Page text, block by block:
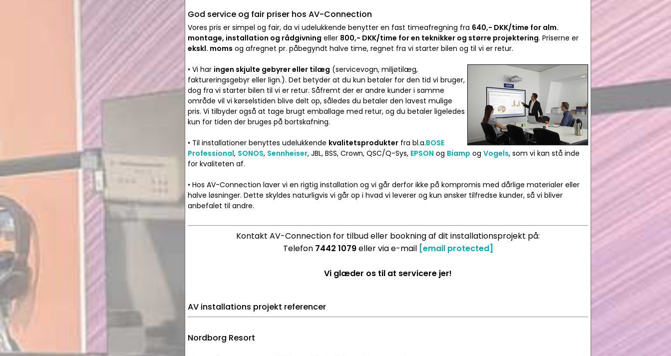
God service og fair priser hos AV-Connection
Vores pris er simpel og fair, da vi udelukkende benytter en fast timeafregning fra 640,- DKK/time for alm.
montage, installation og rådgivning eller 800,- DKK/time for en teknikker og større projektering. Priserne er
ekskl. moms og afregnet pr. påbegyndt halve time, regnet fra vi starter bilen og til vi er retur.
• Vi har ingen skjulte gebyrer eller tilæg (servicevogn, miljøtilæg,
faktureringsgebyr eller lign.). Det betyder at du kun betaler for den tid vi bruger,
dog fra vi starter bilen til vi er retur. Såfremt der er andre kunder i samme
område vil vi kørselstiden blive delt op, således du betaler den lavest mulige
pris. Vi tilbyder også at tage brugt emballage med retur, og du betaler ligeledes
kun for tiden der bruges på bortskafning.
• Til installationer benyttes udelukkende kvalitetsprodukter fra bl.a.BOSE
Professional, SONOS, Sennheiser, JBL, BSS, Crown, QSC/Q-Sys, EPSON og Biamp og Vogels, som vi kan stå inde
for kvaliteten af.
• Hos AV-Connection laver vi en rigtig installation og vi går derfor ikke på kompromis med dårlige materialer eller
halve løsninger. Dette skyldes naturligvis vi går op i hvad vi leverer og kun ønsker tilfredse kunder, så vi bliver
anbefalet til andre.
Kontakt AV-Connection for tilbud eller bookning af dit installationsprojekt på:
Telefon 7442 1079eller via e-mail [email protected]
Vi glæder os til at servicere jer!
AV installations projekt referencer
Nordborg Resort